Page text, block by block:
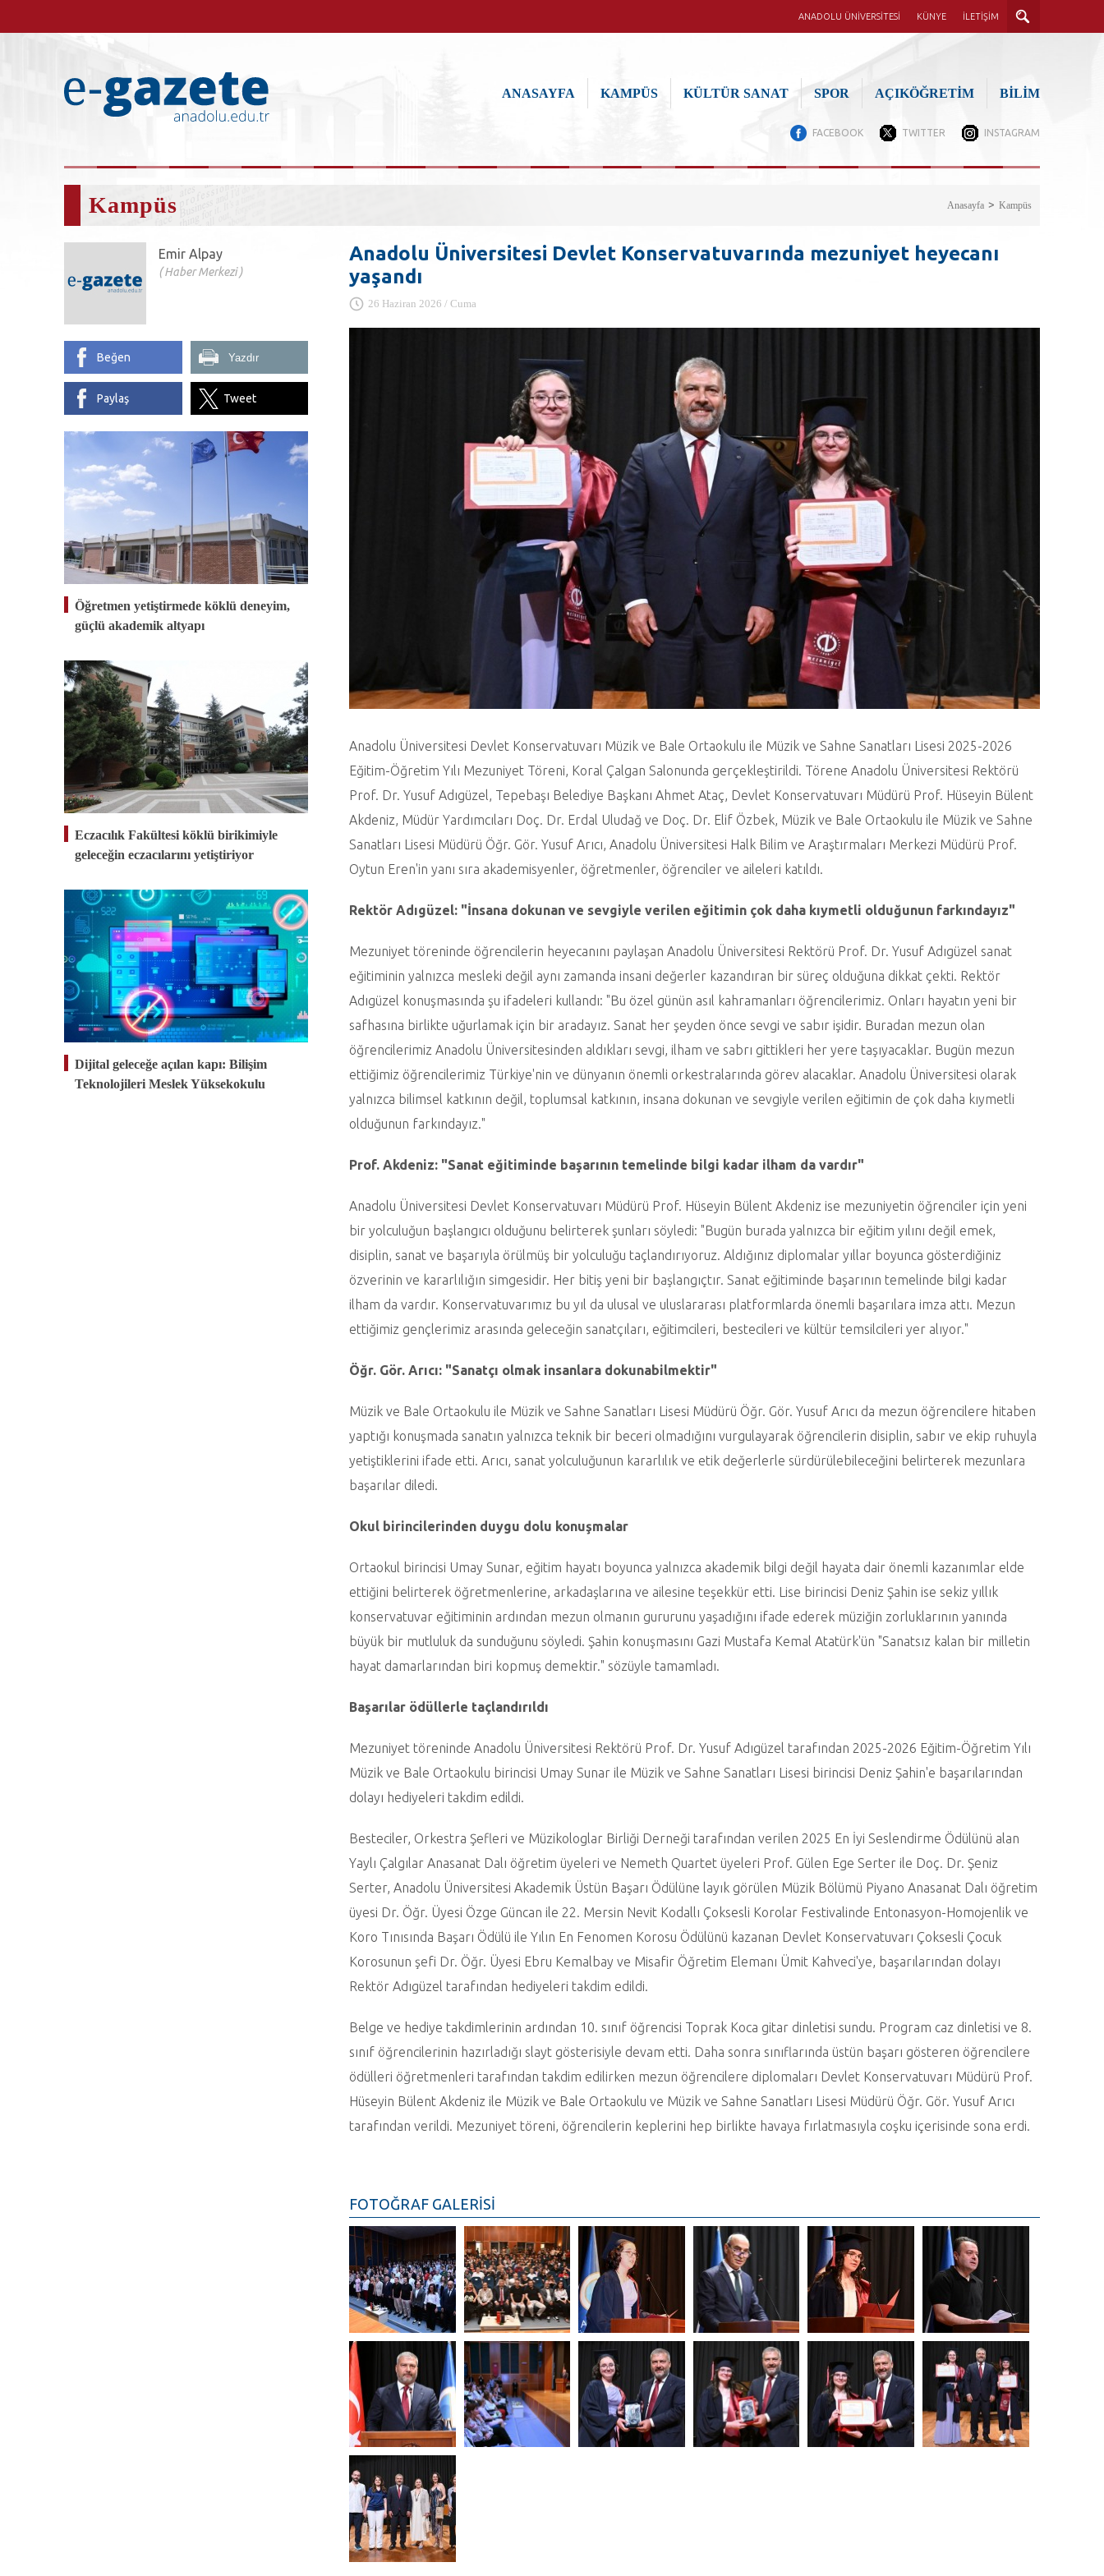
ANADOLU ÜNİVERSİTESİ KÜNYE İLETİŞİM
ANASAYFA KAMPÜS KÜLTÜR SANAT SPOR AÇIKÖĞRETİM BİLİM
FACEBOOK TWITTER INSTAGRAM
Kampüs Anasayfa Kampüs
Anadolu Üniversitesi Devlet Konservatuvarında mezuniyet heyecanı
yaşandı
26 Haziran 2026 / Cuma
Anadolu Üniversitesi Devlet Konservatuvarı Müzik ve Bale Ortaokulu ile Müzik ve Sahne Sanatları Lisesi 2025-2026
Eğitim-Öğretim Yılı Mezuniyet Töreni, Koral Çalgan Salonunda gerçekleştirildi. Törene Anadolu Üniversitesi Rektörü
Prof. Dr. Yusuf Adıgüzel, Tepebaşı Belediye Başkanı Ahmet Ataç, Devlet Konservatuvarı Müdürü Prof. Hüseyin Bülent
Akdeniz, Müdür Yardımcıları Doç. Dr. Erdal Uludağ ve Doç. Dr. Elif Özbek, Müzik ve Bale Ortaokulu ile Müzik ve Sahne
Sanatları Lisesi Müdürü Öğr. Gör. Yusuf Arıcı, Anadolu Üniversitesi Halk Bilim ve Araştırmaları Merkezi Müdürü Prof.
Oytun Eren'in yanı sıra akademisyenler, öğretmenler, öğrenciler ve aileleri katıldı.
Rektör Adıgüzel: "İnsana dokunan ve sevgiyle verilen eğitimin çok daha kıymetli olduğunun farkındayız"
Mezuniyet töreninde öğrencilerin heyecanını paylaşan Anadolu Üniversitesi Rektörü Prof. Dr. Yusuf Adıgüzel sanat
eğitiminin yalnızca mesleki değil aynı zamanda insani değerler kazandıran bir süreç olduğuna dikkat çekti. Rektör
Adıgüzel konuşmasında şu ifadeleri kullandı: "Bu özel günün asıl kahramanları öğrencilerimiz. Onları hayatın yeni bir
safhasına birlikte uğurlamak için bir aradayız. Sanat her şeyden önce sevgi ve sabır işidir. Buradan mezun olan
öğrencilerimiz Anadolu Üniversitesinden aldıkları sevgi, ilham ve sabrı gittikleri her yere taşıyacaklar. Bugün mezun
ettiğimiz öğrencilerimiz Türkiye'nin ve dünyanın önemli orkestralarında görev alacaklar. Anadolu Üniversitesi olarak
yalnızca bilimsel katkının değil, toplumsal katkının, insana dokunan ve sevgiyle verilen eğitimin de çok daha kıymetli
olduğunun farkındayız."
Prof. Akdeniz: "Sanat eğitiminde başarının temelinde bilgi kadar ilham da vardır"
Anadolu Üniversitesi Devlet Konservatuvarı Müdürü Prof. Hüseyin Bülent Akdeniz ise mezuniyetin öğrenciler için yeni
bir yolculuğun başlangıcı olduğunu belirterek şunları söyledi: "Bugün burada yalnızca bir eğitim yılını değil emek,
disiplin, sanat ve başarıyla örülmüş bir yolculuğu taçlandırıyoruz. Aldığınız diplomalar yıllar boyunca gösterdiğiniz
özverinin ve kararlılığın simgesidir. Her bitiş yeni bir başlangıçtır. Sanat eğitiminde başarının temelinde bilgi kadar
ilham da vardır. Konservatuvarımız bu yıl da ulusal ve uluslararası platformlarda önemli başarılara imza attı. Mezun
ettiğimiz gençlerimiz arasında geleceğin sanatçıları, eğitimcileri, bestecileri ve kültür temsilcileri yer alıyor."
Öğr. Gör. Arıcı: "Sanatçı olmak insanlara dokunabilmektir"
Müzik ve Bale Ortaokulu ile Müzik ve Sahne Sanatları Lisesi Müdürü Öğr. Gör. Yusuf Arıcı da mezun öğrencilere hitaben
yaptığı konuşmada sanatın yalnızca teknik bir beceri olmadığını vurgulayarak öğrencilerin disiplin, sabır ve ekip ruhuyla
yetiştiklerini ifade etti. Arıcı, sanat yolculuğunun kararlılık ve etik değerlerle sürdürülebileceğini belirterek mezunlara
başarılar diledi.
Okul birincilerinden duygu dolu konuşmalar
Ortaokul birincisi Umay Sunar, eğitim hayatı boyunca yalnızca akademik bilgi değil hayata dair önemli kazanımlar elde
ettiğini belirterek öğretmenlerine, arkadaşlarına ve ailesine teşekkür etti. Lise birincisi Deniz Şahin ise sekiz yıllık
konservatuvar eğitiminin ardından mezun olmanın gururunu yaşadığını ifade ederek müziğin zorluklarının yanında
büyük bir mutluluk da sunduğunu söyledi. Şahin konuşmasını Gazi Mustafa Kemal Atatürk'ün "Sanatsız kalan bir milletin
hayat damarlarından biri kopmuş demektir." sözüyle tamamladı.
Başarılar ödüllerle taçlandırıldı
Mezuniyet töreninde Anadolu Üniversitesi Rektörü Prof. Dr. Yusuf Adıgüzel tarafından 2025-2026 Eğitim-Öğretim Yılı
Müzik ve Bale Ortaokulu birincisi Umay Sunar ile Müzik ve Sahne Sanatları Lisesi birincisi Deniz Şahin'e başarılarından
dolayı hediyeleri takdim edildi.
Besteciler, Orkestra Şefleri ve Müzikologlar Birliği Derneği tarafından verilen 2025 En İyi Seslendirme Ödülünü alan
Yaylı Çalgılar Anasanat Dalı öğretim üyeleri ve Nemeth Quartet üyeleri Prof. Gülen Ege Serter ile Doç. Dr. Şeniz
Serter, Anadolu Üniversitesi Akademik Üstün Başarı Ödülüne layık görülen Müzik Bölümü Piyano Anasanat Dalı öğretim
üyesi Dr. Öğr. Üyesi Özge Güncan ile 22. Mersin Nevit Kodallı Çoksesli Korolar Festivalinde Entonasyon-Homojenlik ve
Koro Tınısında Başarı Ödülü ile Yılın En Fenomen Korosu Ödülünü kazanan Devlet Konservatuvarı Çoksesli Çocuk
Korosunun şefi Dr. Öğr. Üyesi Ebru Kemalbay ve Misafir Öğretim Elemanı Ümit Kahveci'ye, başarılarından dolayı
Rektör Adıgüzel tarafından hediyeleri takdim edildi.
Belge ve hediye takdimlerinin ardından 10. sınıf öğrencisi Toprak Koca gitar dinletisi sundu. Program caz dinletisi ve 8.
sınıf öğrencilerinin hazırladığı slayt gösterisiyle devam etti. Daha sonra sınıflarında üstün başarı gösteren öğrencilere
ödülleri öğretmenleri tarafından takdim edilirken mezun öğrencilere diplomaları Devlet Konservatuvarı Müdürü Prof.
Hüseyin Bülent Akdeniz ile Müzik ve Bale Ortaokulu ve Müzik ve Sahne Sanatları Lisesi Müdürü Öğr. Gör. Yusuf Arıcı
tarafından verildi. Mezuniyet töreni, öğrencilerin keplerini hep birlikte havaya fırlatmasıyla coşku içerisinde sona erdi.
FOTOĞRAF GALERİSİ
Emir Alpay
Haber Merkezi
Beğen Yazdır
Paylaş Tweet
Öğretmen yetiştirmede köklü deneyim,
güçlü akademik altyapı
Eczacılık Fakültesi köklü birikimiyle
geleceğin eczacılarını yetiştiriyor
Dijital geleceğe açılan kapı: Bilişim
Teknolojileri Meslek Yüksekokulu